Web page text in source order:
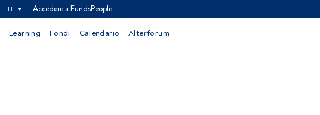
IT Accedere a FundsPeople
Learning Fondi Calendario Alterforum